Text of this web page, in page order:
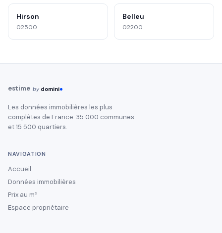
Hirson
02500
Belleu
02200
estime by domini
Les données immobilières les plus
complètes de France. 35 000 communes
et 15 500 quartiers.
NAVIGATION
Accueil
Données immobilières
Prix au m²
Espace propriétaire